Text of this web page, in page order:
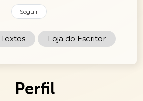
Seguir
Textos Loja do Escritor
Perfil